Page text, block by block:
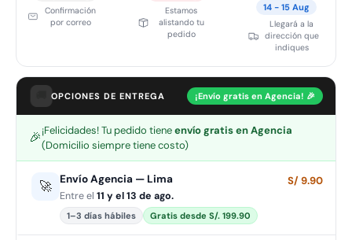
Confirmación
por correo
Estamos
alistando tu
pedido
14 - 15 Aug
Llegará a la
dirección que
indiques
OPCIONES DE ENTREGA ¡Envío gratis en Agencia! 🎉
🎉¡Felicidades! Tu pedido tieneenvío gratis en Agencia
(Domicilio siempre tiene costo)
🚀 Envío Agencia — Lima
Entre el 11 y el 13 de ago.
1–3 días hábiles Gratis desde S/. 199.90
S/ 9.90